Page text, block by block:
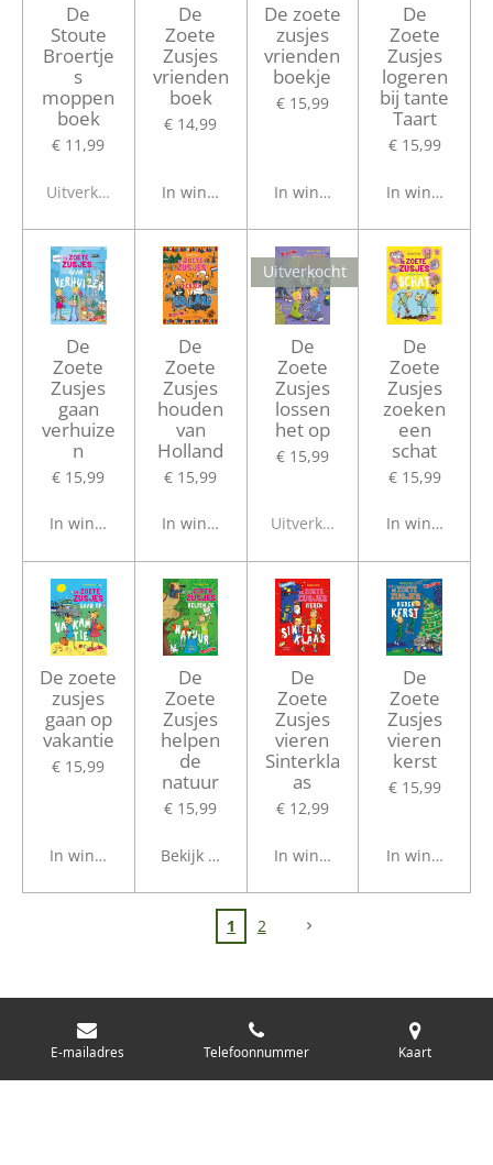
De
Stoute
Broertje
s
moppen
boek
€ 11,99
Uitverkocht
De
Zoete
Zusjes
vrienden
boek
€ 14,99
In winkelwagen
De zoete
zusjes
vrienden
boekje
€ 15,99
In winkelwagen
De
Zoete
Zusjes
logeren
bij tante
Taart
€ 15,99
In
De
Zoete
Zusjes
gaan
verhuize
n
€ 15,99
In winkelwagen
De
Zoete
Zusjes
houden
van
Holland
€ 15,99
In winkelwagen
Uitverkocht
De
Zoete
Zusjes
lossen
het op
€ 15,99
Uitverkocht
De
Zoete
Zusjes
zoeken
een
schat
€ 15,99
In
De zoete
zusjes
gaan op
vakantie
€ 15,99
In winkelwagen
De
Zoete
Zusjes
helpen
de
natuur
€ 15,99
Bekijk details
De
Zoete
Zusjes
vieren
Sinterkla
as
€ 12,99
In winkelwagen
De
Zoete
Zusjes
vieren
kerst
€ 15,99
In
1 2
BABY EN PEUTER BOEKEN >>>
E-mailadres Telefoonnummer Kaart